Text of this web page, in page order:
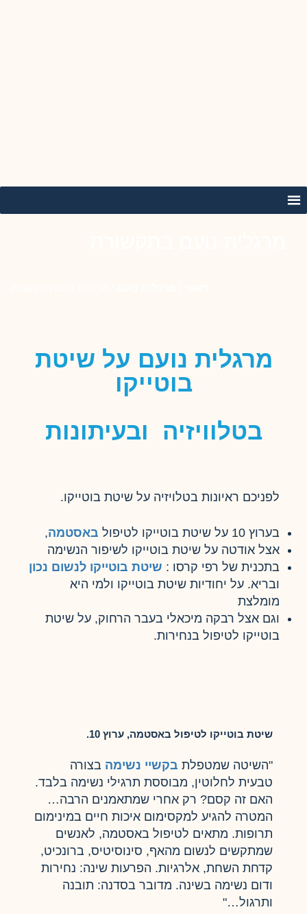
מרגלית נועם על שיטת
בוטייקו
בטלוויזיה ובעיתונות
לפניכם ראיונות בטלויזיה על שיטת בוטייקו.
בערוץ 10 על שיטת בוטייקו לטיפול באסטמה,
אצל אודטה על שיטת בוטייקו לשיפור הנשימה
בתכנית של רפי קרסו : שיטת בוטייקו לנשום נכון
ובריא. על יחודיות שיטת בוטייקו ולמי היא
מומלצת
וגם אצל רבקה מיכאלי בעבר הרחוק, על שיטת
בוטייקו לטיפול בנחירות.
שיטת בוטייקו לטיפול באסטמה, ערוץ 10.
"השיטה שמטפלת בקשיי נשימה בצורה
טבעית לחלוטין, מבוססת תרגילי נשימה בלבד.
האם זה קסם? רק אחרי שמתאמנים הרבה…
המטרה להגיע למקסימום איכות חיים במינימום
תרופות. מתאים לטיפול באסטמה, לאנשים
שמתקשים לנשום מהאף, סינוסיטיס, ברונכיט,
קדחת השחת, אלרגיות. הפרעות שינה: נחירות
ודום נשימה בשינה. מדובר בסדנה: תובנה
ותרגול…"